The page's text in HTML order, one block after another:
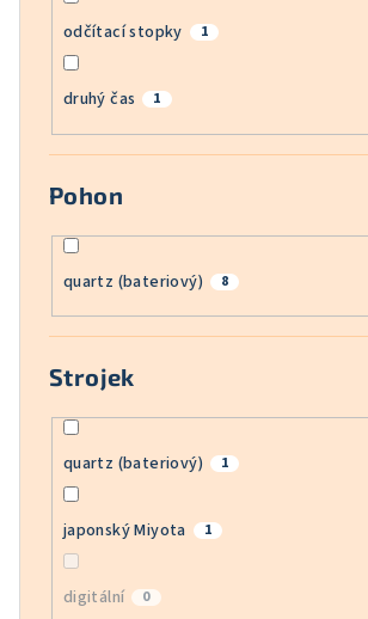
odčítací stopky 1
druhý čas 1
Pohon
quartz (bateriový) 8
Strojek
quartz (bateriový) 1
japonský Miyota 1
digitální 0